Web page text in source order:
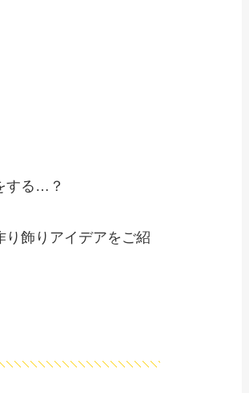
する…？
飾りアイデアをご紹